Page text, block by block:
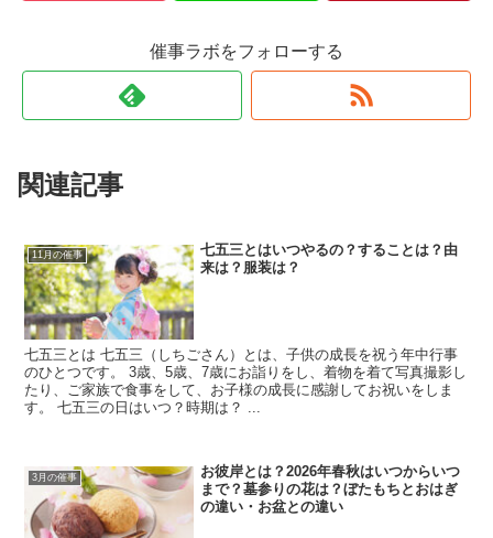
催事ラボをフォローする
関連記事
11月の催事
七五三とはいつやるの？することは？由
来は？服装は？
七五三とは 七五三（しちごさん）とは、子供の成長を祝う年中行事
のひとつです。 3歳、5歳、7歳にお詣りをし、着物を着て写真撮影し
たり、ご家族で食事をして、お子様の成長に感謝してお祝いをしま
す。 七五三の日はいつ？時期は？ ...
3月の催事
お彼岸とは？2026年春秋はいつからいつ
まで？墓参りの花は？ぼたもちとおはぎ
の違い・お盆との違い